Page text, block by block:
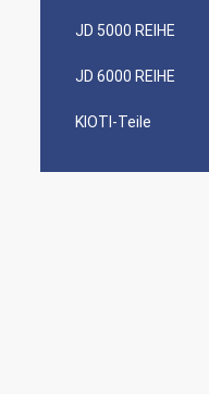
JD 5000 REIHE
JD 6000 REIHE
KIOTI-Teile